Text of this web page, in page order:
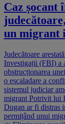
Caz șocant
un migrant
Judecătoare
Investigații (FBI) a
obstrucționarea
o escaladare a
sistemul judiciar
migrant Potrivit lui
Dugan ar fi distras
permițând unui